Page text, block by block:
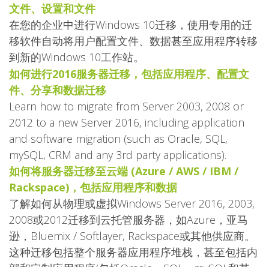
文件、设置和文件
在您的企业中进行Windows 10迁移，使用专用的迁
移软件自动将用户配置文件、数据甚至应用程序转移
到新的Windows 10工作站。
如何进行2016服务器迁移，包括应用程序、配置文
件、分享和数据迁移
Learn how to migrate from Server 2003, 2008 or
2012 to a new Server 2016, including application
and software migration (such as Oracle, SQL,
mySQL, CRM and any 3rd party applications).
如何将服务器迁移至云端 (Azure / AWS / IBM /
Rackspace)，包括应用程序和数据
了解如何从物理或虚拟Windows Server 2016, 2003,
2008或2012迁移到云托管服务器，如Azure，亚马
逊，Bluemix / Softlayer, Rackspace或其他供应商。
这种迁移包括整个服务器应用程序堆栈，甚至包括内